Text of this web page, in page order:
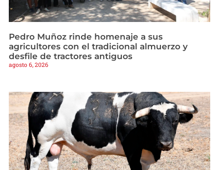
Pedro Muñoz rinde homenaje a sus
agricultores con el tradicional almuerzo y
desfile de tractores antiguos
agosto 6, 2026